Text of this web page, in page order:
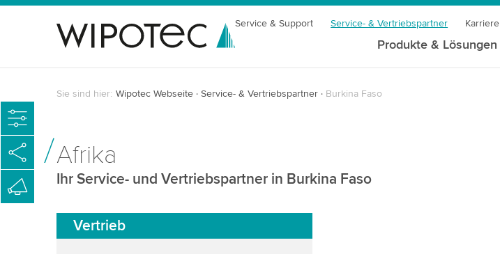
Service & Support Service- & Vertriebspartner Karriere
Produkte & Lösungen
Sie sind hier: Wipotec Webseite Service- & Vertriebspartner Burkina Faso
Afrika
Ihr Service- und Vertriebspartner in Burkina Faso
Vertrieb